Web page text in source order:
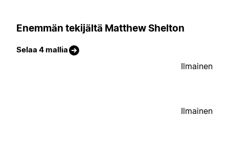
Enemmän tekijältä Matthew Shelton
Selaa 4 mallia
Ilmainen
Ilmainen